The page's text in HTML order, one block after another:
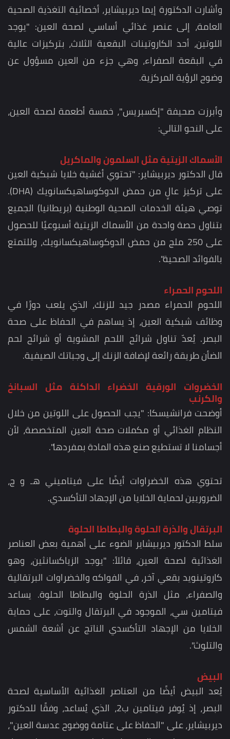
وأشارت الدكتورة إيما ديربيشاير، أخصائية التغذية الصحية
العامة، إلى عنصر غذائي أساسي لصحة العين: "يوجد
اللوتين، أحد الكاروتينات البقعية الثلاث، بتركيزات عالية
في البقعة الصفراء، وهي جزء من العين مسؤول عن
وضوح الرؤية المركزية.
وأبرزت صحيفة "إكسبريس"، خمسة أطعمة لصحة العين،
على النحو التالي:
الأسماك الزيتية مثل السلمون والماكريل
قال الدكتور ديربيشاير: "تحتوي أغشية خلايا شبكية العين
على تركيز عالٍ من حمض الدوكوساهيكسانويك (DHA).
توصي هيئة الخدمات الصحية الوطنية (بريطانيا) الجميع
بتناول حصة واحدة من الأسماك الزيتية أسبوعيًا للحصول
على 250 ملج من حمض الدوكوساهيكسانويك، وللتمتع
بالفوائد الصحية".
اللحوم الحمراء
اللحوم الحمراء مصدر جيد للزنك، الذي يلعب دورًا في
وظائف شبكية العين، إذ يساهم في الحفاظ على صحة
البصر. يُعدّ تناول شرائح اللحم المشوية أو شرائح لحم
الضأن طريقة رائعة لإضافة الزنك إلى وجباتك الصيفية.
الخضروات الورقية الخضراء الداكنة مثل السبانخ
والكرنب
أوضحت فرانشيسكا: "يجب الحصول على اللوتين من خلال
النظام الغذائي أو مكملات صحة العين المتخصصة، لأن
أجسامنا لا تستطيع صنع هذه المادة بمفردها".
تحتوي هذه الخضراوات أيضًا على فيتاميني هـ و ج،
الضروريين لحماية الخلايا من الإجهاد التأكسدي.
البرتقال والذرة الحلوة والبطاطا الحلوة
سلط الدكتور ديربيشاير الضوء على أهمية بعض العناصر
الغذائية لصحة العين، قائلاً: "يوجد الزياكسانثين، وهو
كاروتينويد بقعي آخر، في الفواكه والخضراوات البرتقالية
والصفراء، مثل الذرة الحلوة والبطاطا الحلوة. يساعد
فيتامين سي، الموجود في البرتقال والتوت، على حماية
الخلايا من الإجهاد التأكسدي الناتج عن أشعة الشمس
والتلوث".
البيض
يُعد البيض أيضًا من العناصر الغذائية الأساسية لصحة
البصر، إذ يُوفر فيتامين ب2، الذي يُساعد، وفقًا للدكتور
ديربيشاير، على "الحفاظ على عتامة ووضوح عدسة العين"،